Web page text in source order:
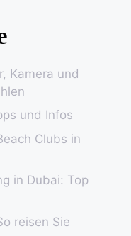
Kamera und
und Infos
Clubs in
in Dubai: Top
reisen Sie